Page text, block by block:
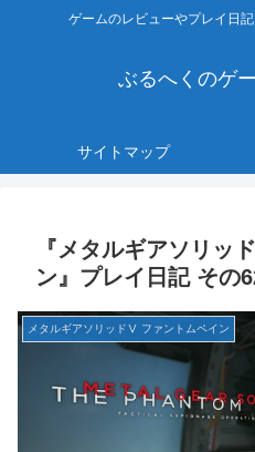
ゲームのレビューやプレイ日
ぶるへくのゲ
サイトマップ
『メタルギアソリッ
ン』プレイ日記 その
メタルギアソリッドⅤ ファントムペイン